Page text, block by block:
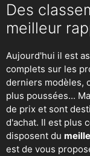
Des
meilleur
Aujourd'hui il est
complets sur les
derniers modèles,
plus poussées...
de prix et sont
d'achat. Il est plus
disposent du
est de vous